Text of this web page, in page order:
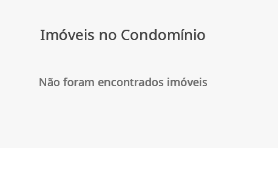
Imóveis no Condomínio
Não foram encontrados imóveis